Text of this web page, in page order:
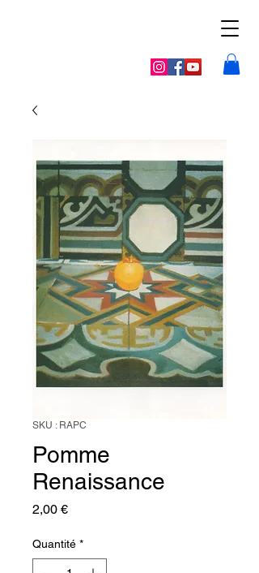
SKU : RAPC
Pomme
Renaissance
2,00 €Prix
Quantité *